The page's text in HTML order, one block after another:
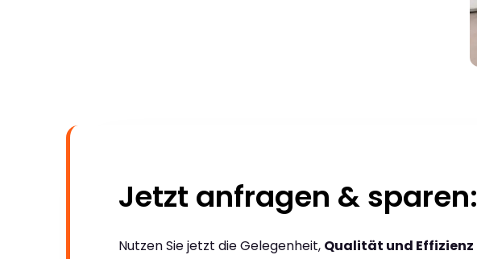
Jetzt anfragen & sparen:
Nutzen Sie jetzt die Gelegenheit, Qualität und Effizienz